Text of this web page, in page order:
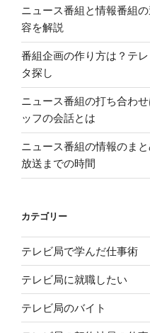
も
紹
介”
の
ニュース番組と情報番組
容を解説
番組企画の作り方は？テ
タ探し
ニュース番組の打ち合わ
ッフの会話とは
ニュース番組の情報のま
放送までの時間
カテゴリー
テレビ局で学んだ仕事術
テレビ局に就職したい
テレビ局のバイト